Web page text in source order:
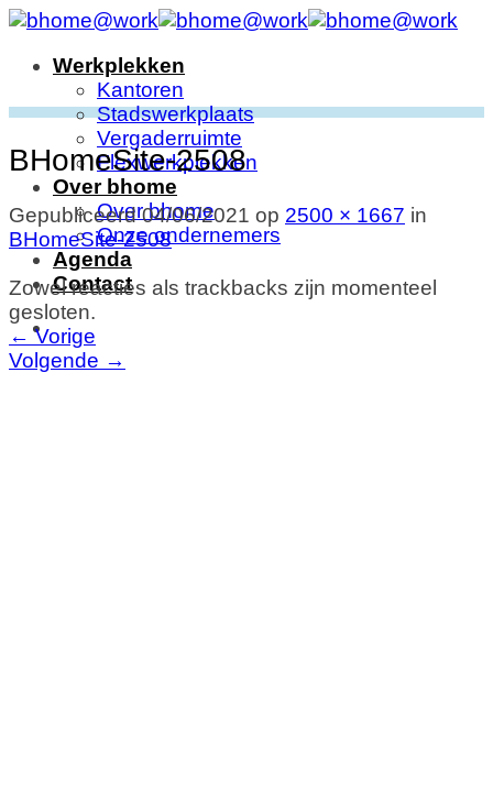
Ga
inhoudWerkplekken
Kantoren
Stadswerkplaats
Vergaderruimte
Flexwerkplekken
Over bhome
Over bhome
Onze ondernemers
Agenda
Contact
BHomeSite-2508
Gepubliceerd04/06/2021 op 2500 × 1667 in
BHomeSite-2508
Zowel reacties als trackbacks zijn momenteel
gesloten.
← Vorige
Volgende →